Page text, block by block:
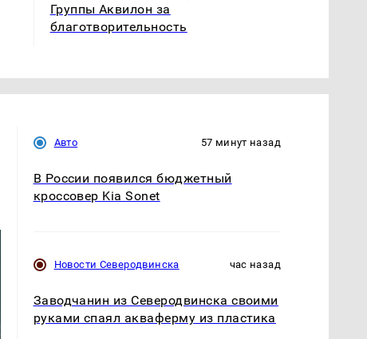
Группы Аквилон за
благотворительность
Авто 57 минут назад
В России появился бюджетный
кроссовер Kia Sonet
Новости Северодвинска час назад
Заводчанин из Северодвинска своими
руками спаял акваферму из пластика